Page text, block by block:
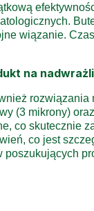
wiązanie.
na
(3 mikrony)
co skutecznie
co jest